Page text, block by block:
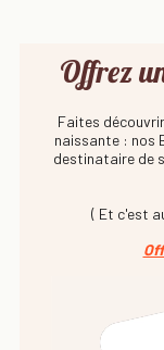
Offrez
Faites
naissante : nos
destinataire de
( Et c'est